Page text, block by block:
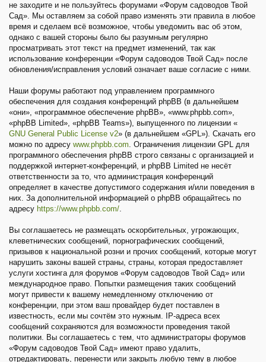
не заходите и не пользуйтесь форумами «Форум садоводов Твой
Сад». Мы оставляем за собой право изменять эти правила в любое
время и сделаем всё возможное, чтобы уведомить вас об этом,
однако с вашей стороны было бы разумным регулярно
просматривать этот текст на предмет изменений, так как
использование конференции «Форум садоводов Твой Сад» после
обновления/исправления условий означает ваше согласие с ними.
Наши форумы работают под управлением программного
обеспечения для создания конференций phpBB (в дальнейшем
«они», «программное обеспечение phpBB», «www.phpbb.com»,
«phpBB Limited», «phpBB Teams»), выпущенного по лицензии «
GNU General Public License v2» (в дальнейшем «GPL»). Скачать его
можно по адресу www.phpbb.com. Ограничения лицензии GPL для
программного обеспечения phpBB строго связаны с организацией и
поддержкой интернет-конференций, и phpBB Limited не несёт
ответственности за то, что администрация конференций
определяет в качестве допустимого содержания и/или поведения в
них. За дополнительной информацией о phpBB обращайтесь по
адресу https://www.phpbb.com/.
Вы соглашаетесь не размещать оскорбительных, угрожающих,
клеветнических сообщений, порнографических сообщений,
призывов к национальной розни и прочих сообщений, которые могут
нарушить законы вашей страны, страны, которая предоставляет
услуги хостинга для форумов «Форум садоводов Твой Сад» или
международное право. Попытки размещения таких сообщений
могут привести к вашему немедленному отключению от
конференции, при этом ваш провайдер будет поставлен в
известность, если мы сочтём это нужным. IP-адреса всех
сообщений сохраняются для возможности проведения такой
политики. Вы соглашаетесь с тем, что администраторы форумов
«Форум садоводов Твой Сад» имеют право удалить,
отредактировать, перенести или закрыть любую тему в любое